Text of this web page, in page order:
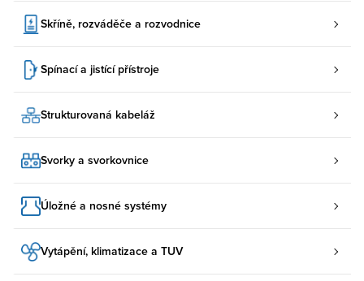
Skříně, rozváděče a rozvodnice
Spínací a jistící přístroje
Strukturovaná kabeláž
Svorky a svorkovnice
Úložné a nosné systémy
Vytápění, klimatizace a TUV